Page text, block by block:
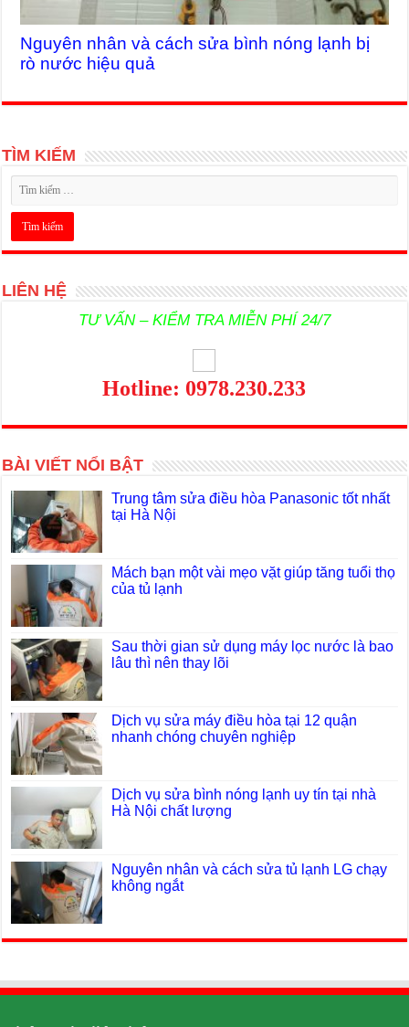
Nguyên nhân và cách sửa bình nóng lạnh bị
rò nước hiệu quả
TÌM KIẾM
LIÊN HỆ
TƯ VẤN – KIỂM TRA MIỄN PHÍ 24/7
Hotline: 0978.230.233
BÀI VIẾT NỔI BẬT
Trung tâm sửa điều hòa Panasonic tốt nhất
tại Hà Nội
Mách bạn một vài mẹo vặt giúp tăng tuổi thọ
của tủ lạnh
Sau thời gian sử dụng máy lọc nước là bao
lâu thì nên thay lõi
Dịch vụ sửa máy điều hòa tại 12 quận
nhanh chóng chuyên nghiệp
Dịch vụ sửa bình nóng lạnh uy tín tại nhà
Hà Nội chất lượng
Nguyên nhân và cách sửa tủ lạnh LG chạy
không ngắt